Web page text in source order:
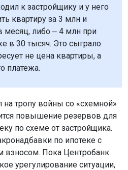
к застройщику и у него
квартиру за 3 млн и
месяц, либо ‒ 4 млн при
в 30 тысяч. Это сыграло
не цена квартиры, а
платежа.
тропу войны со «схемной»
повышение резервов для
по схеме от застройщика.
по ипотеке с
взносом. Пока Центробанк
урегулирование ситуации,